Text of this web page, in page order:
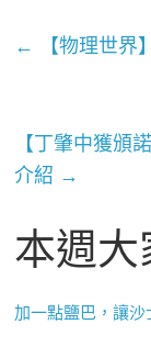
← 【物理世界
【丁肇中獲頒
介紹 →
本週大
加一點鹽巴，讓沙